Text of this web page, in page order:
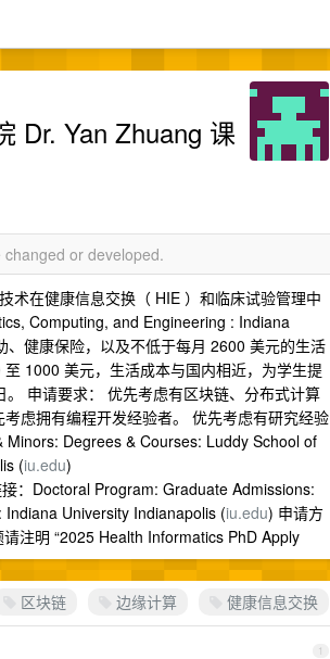
Dr. Yan Zhuang 课
or developed.
术在健康信息交换（ HIE ）和临床试验管理中
Computing, and Engineering : Indiana
健康保险，以及不低于每月 2600 美元的生活
1000 美元，生活成本与国内相近，为学生提
申请要求： 优先考虑有区块链、分布式计算
虑拥有编程开发经验者。 优先考虑有研究经验
Degrees & Courses: Luddy School of
(iu.edu)
：Doctoral Program: Graduate Admissions:
University Indianapolis (iu.edu) 申请方
请注明 “2025 Health Informatics PhD Apply
区块链 边缘计算 健康信息交换
1